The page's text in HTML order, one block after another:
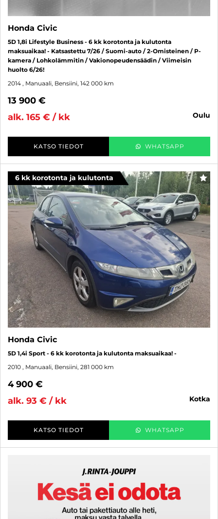
Honda Civic
5D 1,8i Lifestyle Business - 6 kk korotonta ja kulutonta
maksuaikaa! - Katsastettu 7/26 / Suomi-auto / 2-Omisteinen / P-
kamera / Lohkolämmitin / Vakionopeudensäädin / Viimeisin
huolto 6/26!
2014 , Manuaali, Bensiini, 142 000 km
13 900 €
alk. 165 € / kk
oulu
KATSO TIEDOT WHATSAPP
6 kk korotonta ja kulutonta
Honda Civic
5D 1,4i Sport - 6 kk korotonta ja kulutonta maksuaikaa! -
2010 , Manuaali, Bensiini, 281 000 km
4 900 €
alk. 93 € / kk
kotka
KATSO TIEDOT WHATSAPP